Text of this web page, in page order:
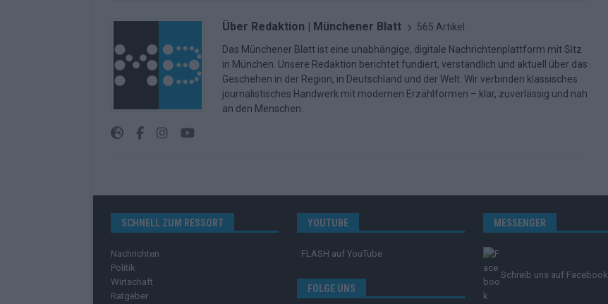
Über Redaktion | Münchener Blatt 565 Artikel
Das Münchener Blatt ist eine unabhängige, digitale Nachrichtenplattform mit Sitz
in München. Unsere Redaktion berichtet fundiert, verständlich und aktuell über das
Geschehen in der Region, in Deutschland und der Welt. Wir verbinden klassisches
journalistisches Handwerk mit modernen Erzählformen – klar, zuverlässig und nah
an den Menschen.
SCHNELL ZUM RESSORT
Nachrichten
Politik
Wirtschaft
Ratgeber
YOUTUBE
FLASH auf YouTube
FOLGE UNS
MESSENGER
Schreib uns auf Facebook